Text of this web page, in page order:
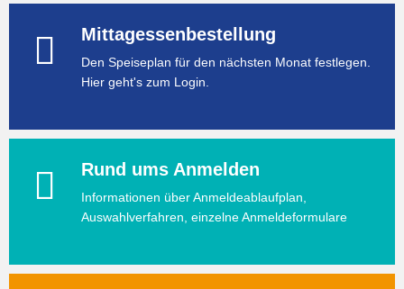
Mittagessenbestellung
Den Speiseplan für den nächsten Monat festlegen.
Hier geht's zum Login.
Rund ums Anmelden
Informationen über Anmeldeablaufplan,
Auswahlverfahren, einzelne Anmeldeformulare